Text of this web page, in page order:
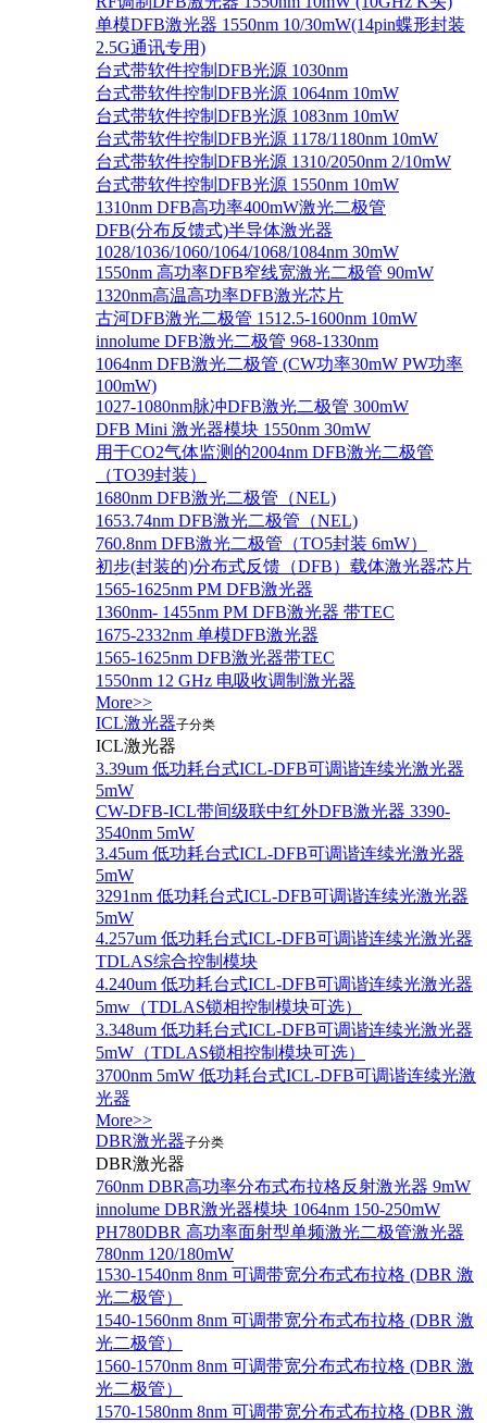
单模DFB激光器 1550nm 10/30mW(14pin蝶形封装
2.5G通讯专用)
台式带软件控制DFB光源 1030nm
台式带软件控制DFB光源 1064nm 10mW
台式带软件控制DFB光源 1083nm 10mW
台式带软件控制DFB光源 1178/1180nm 10mW
台式带软件控制DFB光源 1310/2050nm 2/10mW
台式带软件控制DFB光源 1550nm 10mW
1310nm DFB高功率400mW激光二极管
DFB(分布反馈式)半导体激光器
1028/1036/1060/1064/1068/1084nm 30mW
1550nm 高功率DFB窄线宽激光二极管 90mW
1320nm高温高功率DFB激光芯片
古河DFB激光二极管 1512.5-1600nm 10mW
innolume DFB激光二极管 968-1330nm
1064nm DFB激光二极管 (CW功率30mW PW功率
100mW)
1027-1080nm脉冲DFB激光二极管 300mW
DFB Mini 激光器模块 1550nm 30mW
用于CO2气体监测的2004nm DFB激光二极管
（TO39封装）
1680nm DFB激光二极管（NEL)
1653.74nm DFB激光二极管（NEL)
760.8nm DFB激光二极管（TO5封装 6mW）
初步(封装的)分布式反馈（DFB）载体激光器芯片
1565-1625nm PM DFB激光器
1360nm- 1455nm PM DFB激光器 带TEC
1675-2332nm 单模DFB激光器
1565-1625nm DFB激光器带TEC
1550nm 12 GHz 电吸收调制激光器
More>>
ICL激光器子分类
ICL激光器
3.39um 低功耗台式ICL-DFB可调谐连续光激光器
5mW
CW-DFB-ICL带间级联中红外DFB激光器 3390-
3540nm 5mW
3.45um 低功耗台式ICL-DFB可调谐连续光激光器
5mW
3291nm 低功耗台式ICL-DFB可调谐连续光激光器
5mW
4.257um 低功耗台式ICL-DFB可调谐连续光激光器
TDLAS综合控制模块
4.240um 低功耗台式ICL-DFB可调谐连续光激光器
5mw（TDLAS锁相控制模块可选）
3.348um 低功耗台式ICL-DFB可调谐连续光激光器
5mW（TDLAS锁相控制模块可选）
3700nm 5mW 低功耗台式ICL-DFB可调谐连续光激
光器
More>>
DBR激光器子分类
DBR激光器
760nm DBR高功率分布式布拉格反射激光器 9mW
innolume DBR激光器模块 1064nm 150-250mW
PH780DBR 高功率面射型单频激光二极管激光器
780nm 120/180mW
1530-1540nm 8nm 可调带宽分布式布拉格 (DBR 激
光二极管）
1540-1560nm 8nm 可调带宽分布式布拉格 (DBR 激
光二极管）
1560-1570nm 8nm 可调带宽分布式布拉格 (DBR 激
光二极管）
1570-1580nm 8nm 可调带宽分布式布拉格 (DBR 激